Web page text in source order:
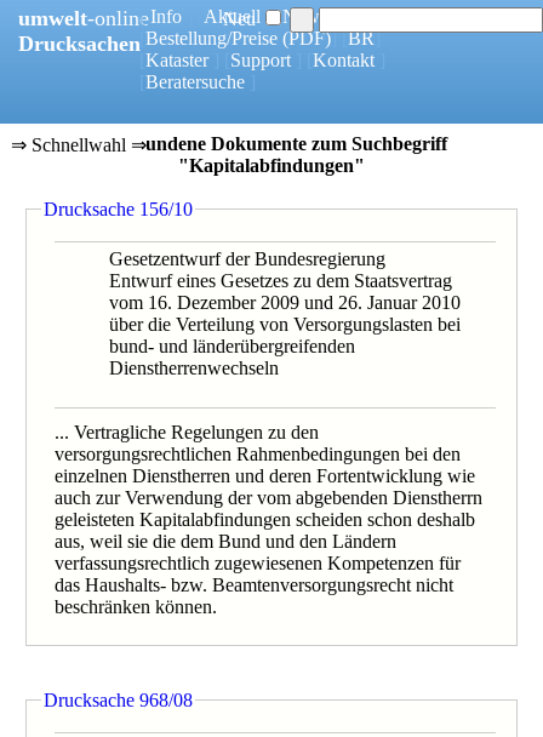
umwelt-online
Drucksachen
[Info Aktuell ] [News
[ Bestellung/Preise (PDF)] [BR]
Kataster] [ Support] [ Kontakt]
Beratersuche]
Neu
18 gefundene Dokumente zum Suchbegriff
"Kapitalabfindungen"
⇒ Schnellwahl ⇒
0096/1/08
0523/07
0622/06B
0192/05
Drucksache 156/10
Gesetzentwurf der Bundesregierung
Entwurf eines Gesetzes zu dem Staatsvertrag
vom 16. Dezember 2009 und 26. Januar 2010
über die Verteilung von Versorgungslasten bei
bund- und länderübergreifenden
Dienstherrenwechseln
... Vertragliche Regelungen zu den
versorgungsrechtlichen Rahmenbedingungen bei den
einzelnen Dienstherren und deren Fortentwicklung wie
auch zur Verwendung der vom abgebenden Dienstherrn
geleisteten Kapitalabfindungen scheiden schon deshalb
aus, weil sie die dem Bund und den Ländern
verfassungsrechtlich zugewiesenen Kompetenzen für
das Haushalts- bzw. Beamtenversorgungsrecht nicht
beschränken können.
Drucksache 968/08